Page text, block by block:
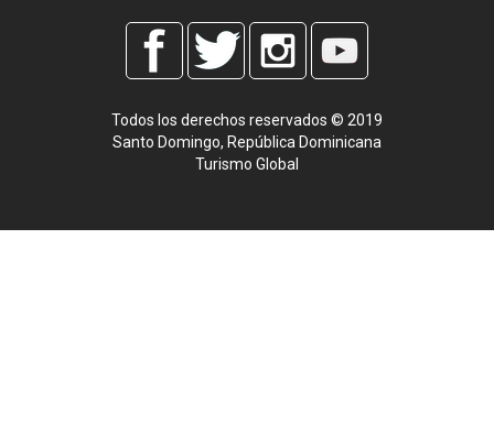
Todos los derechos reservados © 2019
Santo Domingo, República Dominicana
Turismo Global